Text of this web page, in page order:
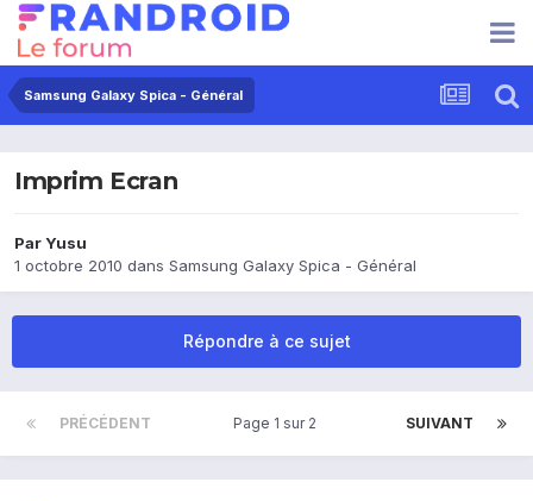
Samsung Galaxy Spica - Général
Imprim Ecran
ParYusu
1 octobre 2010 dans Samsung Galaxy Spica - Général
Répondre à ce sujet
PRÉCÉDENT SUIVANT
Page 1 sur 2